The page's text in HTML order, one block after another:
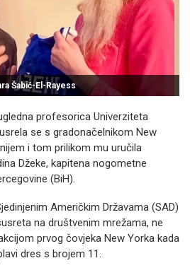
Šabić-El-Rayess
profesorica Univerziteta
se s gradonačelnikom New
i tom prilikom mu uručila
Džeke, kapitena nogometne
(BiH).
Američkim Državama (SAD)
na društvenim mrežama, ne
prvog čovjeka New Yorka kada
dres s brojem 11.